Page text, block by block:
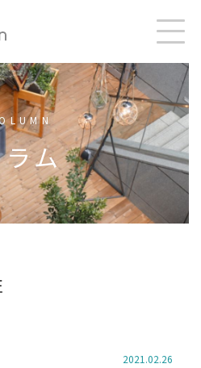
ム
2021.02.26